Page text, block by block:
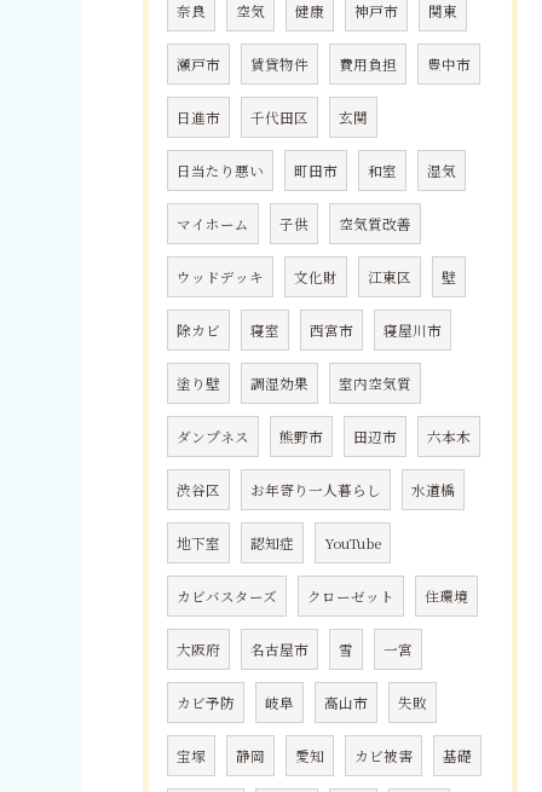
奈良 空気 健康 神戸市 関東
瀬戸市 賃貸物件 費用負担 豊中市
日進市 千代田区 玄関
日当たり悪い 町田市 和室 湿気
マイホーム 子供 空気質改善
ウッドデッキ 文化財 江東区 壁
除カビ 寝室 西宮市 寝屋川市
塗り壁 調湿効果 室内空気質
ダンプネス 熊野市 田辺市 六本木
渋谷区 お年寄り一人暮らし 水道橋
地下室 認知症 YouTube
カビバスターズ クローゼット 住環境
大阪府 名古屋市 雪 一宮
カビ予防 岐阜 高山市 失敗
宝塚 静岡 愛知 カビ被害 基礎